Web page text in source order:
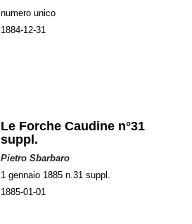
numero unico
1884-12-31
Le Forche Caudine n°31
suppl.
Pietro Sbarbaro
1 gennaio 1885 n.31 suppl.
1885-01-01